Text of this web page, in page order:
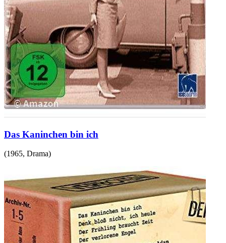
Das Kaninchen bin ich
(1965, Drama)